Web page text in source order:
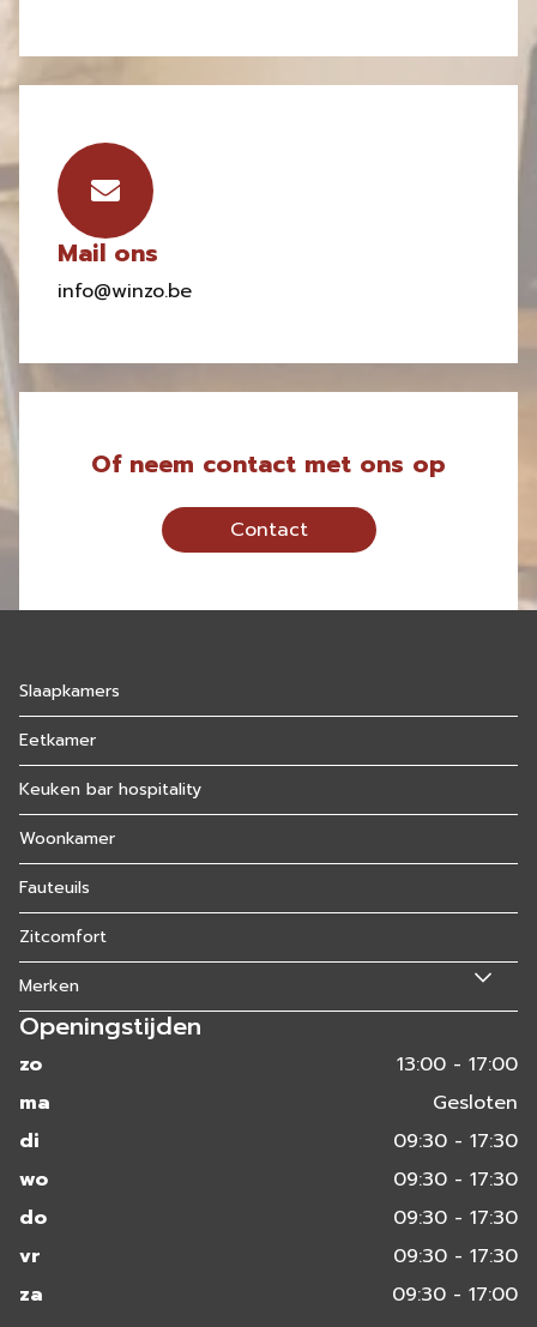
Mail ons
info@winzo.be
Of neem contact met ons op
Contact
Slaapkamers
Eetkamer
Keuken bar hospitality
Woonkamer
Fauteuils
Zitcomfort
Merken
Openingstijden
zo
13:00 - 17:00
ma
Gesloten
di
09:30 - 17:30
wo
09:30 - 17:30
do
09:30 - 17:30
vr
09:30 - 17:30
za
09:30 - 17:00